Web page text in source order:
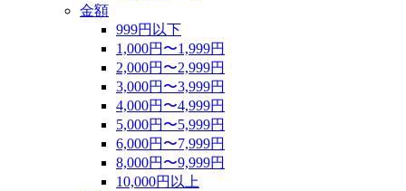
金額
999円以下
1,000円〜1,999円
2,000円〜2,999円
3,000円〜3,999円
4,000円〜4,999円
5,000円〜5,999円
6,000円〜7,999円
8,000円〜9,999円
10,000円以上